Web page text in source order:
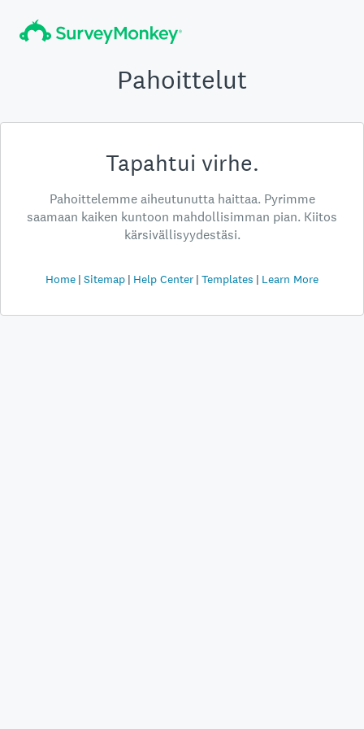
Pahoittelut
Tapahtui virhe.
Pahoittelemme aiheutunutta haittaa. Pyrimme
saamaan kaiken kuntoon mahdollisimman pian. Kiitos
kärsivällisyydestäsi.
Home Sitemap Help Center Templates Learn More